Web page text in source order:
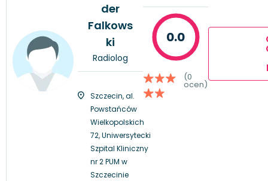
der
Falkows
ki
Radiolog
Szczecin, al.
Powstańców
Wielkopolskich
72, Uniwersytecki
Szpital Kliniczny
nr 2 PUM w
Szczecinie
0.0
(0
ocen)